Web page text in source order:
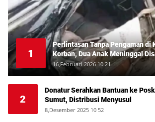
1
Perlintasan Tanpa Pengaman di
Korban, Dua Anak Meninggal
Deli
16,Februari 2026 10 21
2
Donatur Serahkan Bantuan ke
Sumut, Distribusi Menyusul
8,Desember 2025 10 52